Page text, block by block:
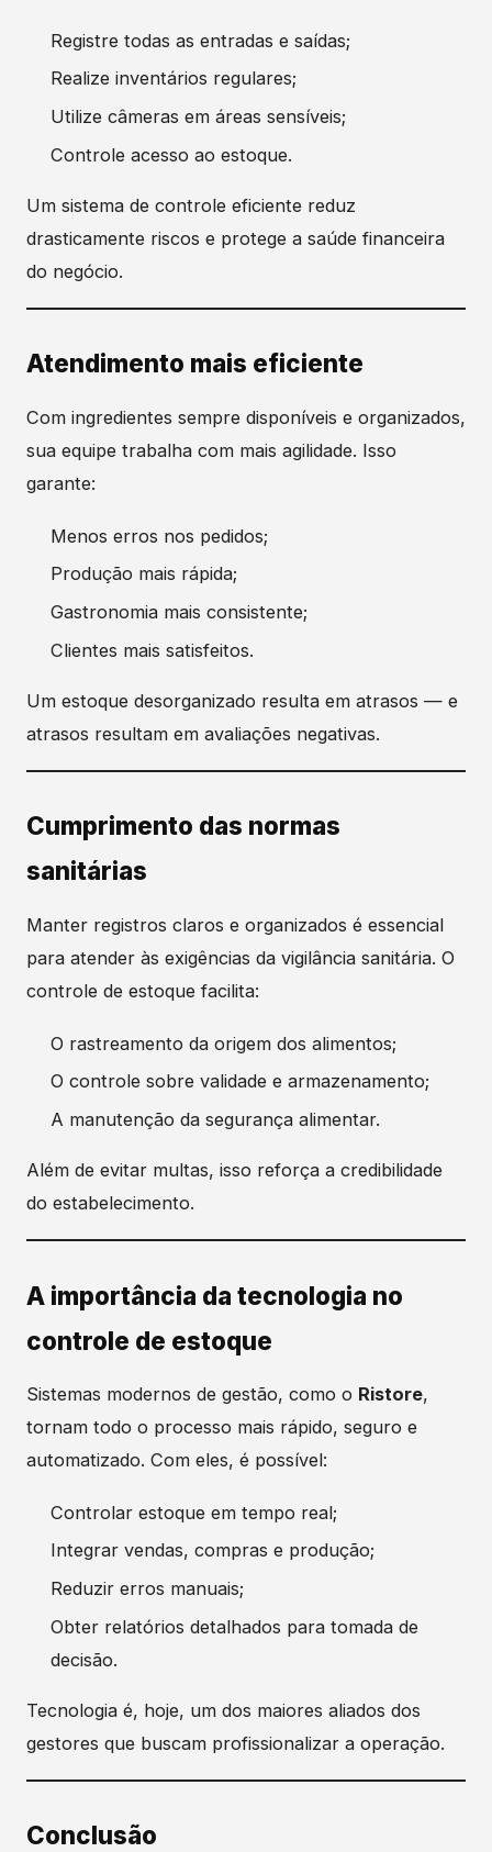
Registre todas as entradas e saídas;
Realize inventários regulares;
Utilize câmeras em áreas sensíveis;
Controle acesso ao estoque.
Um sistema de controle eficiente reduz
drasticamente riscos e protege a saúde financeira
do negócio.
Atendimento mais eficiente
Com ingredientes sempre disponíveis e organizados,
sua equipe trabalha com mais agilidade. Isso
garante:
Menos erros nos pedidos;
Produção mais rápida;
Gastronomia mais consistente;
Clientes mais satisfeitos.
Um estoque desorganizado resulta em atrasos — e
atrasos resultam em avaliações negativas.
Cumprimento das normas
sanitárias
Manter registros claros e organizados é essencial
para atender às exigências da vigilância sanitária. O
controle de estoque facilita:
O rastreamento da origem dos alimentos;
O controle sobre validade e armazenamento;
A manutenção da segurança alimentar.
Além de evitar multas, isso reforça a credibilidade
do estabelecimento.
A importância da tecnologia no
controle de estoque
Sistemas modernos de gestão, como o Ristore,
tornam todo o processo mais rápido, seguro e
automatizado. Com eles, é possível:
Controlar estoque em tempo real;
Integrar vendas, compras e produção;
Reduzir erros manuais;
Obter relatórios detalhados para tomada de
decisão.
Tecnologia é, hoje, um dos maiores aliados dos
gestores que buscam profissionalizar a operação.
Conclusão